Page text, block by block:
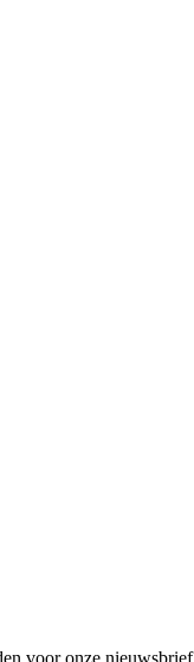
voor onze nieuwsbrief